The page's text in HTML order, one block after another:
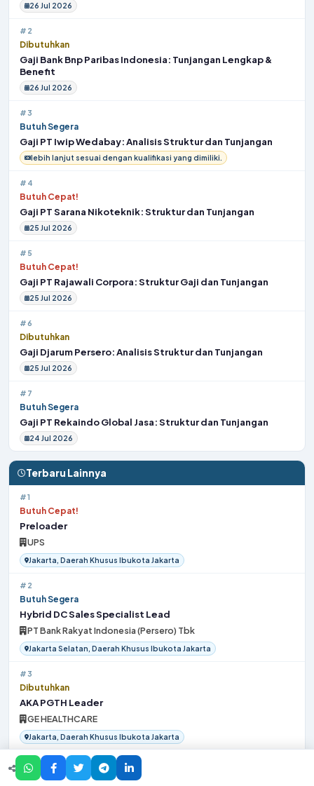
26 Jul 2026
#2
Dibutuhkan
Gaji Bank Bnp Paribas Indonesia: Tunjangan Lengkap &
Benefit
26 Jul 2026
#3
Butuh Segera
Gaji PT Iwip Wedabay: Analisis Struktur dan Tunjangan
lebih lanjut sesuai dengan kualifikasi yang dimiliki.
#4
Butuh Cepat!
Gaji PT Sarana Nikoteknik: Struktur dan Tunjangan
25 Jul 2026
#5
Butuh Cepat!
Gaji PT Rajawali Corpora: Struktur Gaji dan Tunjangan
25 Jul 2026
#6
Dibutuhkan
Gaji Djarum Persero: Analisis Struktur dan Tunjangan
25 Jul 2026
#7
Butuh Segera
Gaji PT Rekaindo Global Jasa: Struktur dan Tunjangan
24 Jul 2026
Terbaru Lainnya
#1
Butuh Cepat!
Preloader
UPS
Jakarta, Daerah Khusus Ibukota Jakarta
#2
Butuh Segera
Hybrid DC Sales Specialist Lead
PT Bank Rakyat Indonesia (Persero) Tbk
Jakarta Selatan, Daerah Khusus Ibukota Jakarta
#3
Dibutuhkan
AKA PGTH Leader
GE HEALTHCARE
Jakarta, Daerah Khusus Ibukota Jakarta
#4
Butuh Cepat!